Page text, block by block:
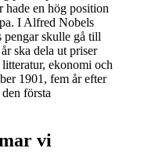
hade en hög position
I Alfred Nobels
pengar skulle gå till
ska dela ut priser
ekonomi och
1901, fem år efter
första
vi